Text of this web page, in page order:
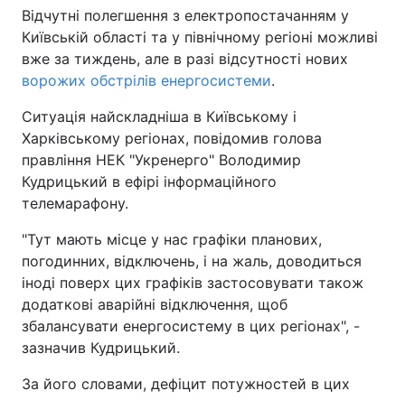
Відчутні полегшення з електропостачанням у
Київській області та у північному регіоні можливі
вже за тиждень, але в разі відсутності нових
ворожих обстрілів енергосистеми.
Ситуація найскладніша в Київському і
Харківському регіонах, повідомив голова
правління НЕК "Укренерго" Володимир
Кудрицький в ефірі інформаційного
телемарафону.
"Тут мають місце у нас графіки планових,
погодинних, відключень, і на жаль, доводиться
іноді поверх цих графіків застосовувати також
додаткові аварійні відключення, щоб
збалансувати енергосистему в цих регіонах", -
зазначив Кудрицький.
За його словами, дефіцит потужностей в цих